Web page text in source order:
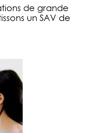
de grande
un SAV de